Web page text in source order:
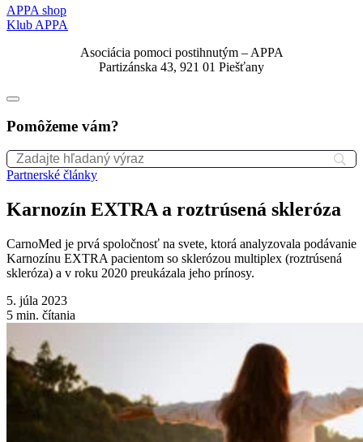
APPA shop
Klub APPA
Asociácia pomoci postihnutým – APPA
Partizánska 43, 921 01 Piešťany
Pomôžeme vám?
Partnerské články
Karnozín EXTRA a roztrúsená skleróza
CarnoMed je prvá spoločnosť na svete, ktorá analyzovala podávanie
Karnozínu EXTRA pacientom so sklerózou multiplex (roztrúsená
skleróza) a v roku 2020 preukázala jeho prínosy.
5. júla 2023
5 min. čítania